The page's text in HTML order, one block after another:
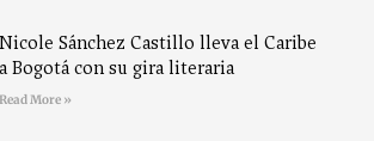
Nicole Sánchez Castillo lleva el Caribe
a Bogotá con su gira literaria
Read More »